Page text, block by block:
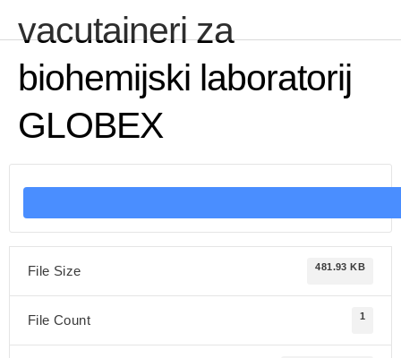
vacutaineri za
biohemijski laboratorij
GLOBEX
File Size 481.93 KB
File Count 1